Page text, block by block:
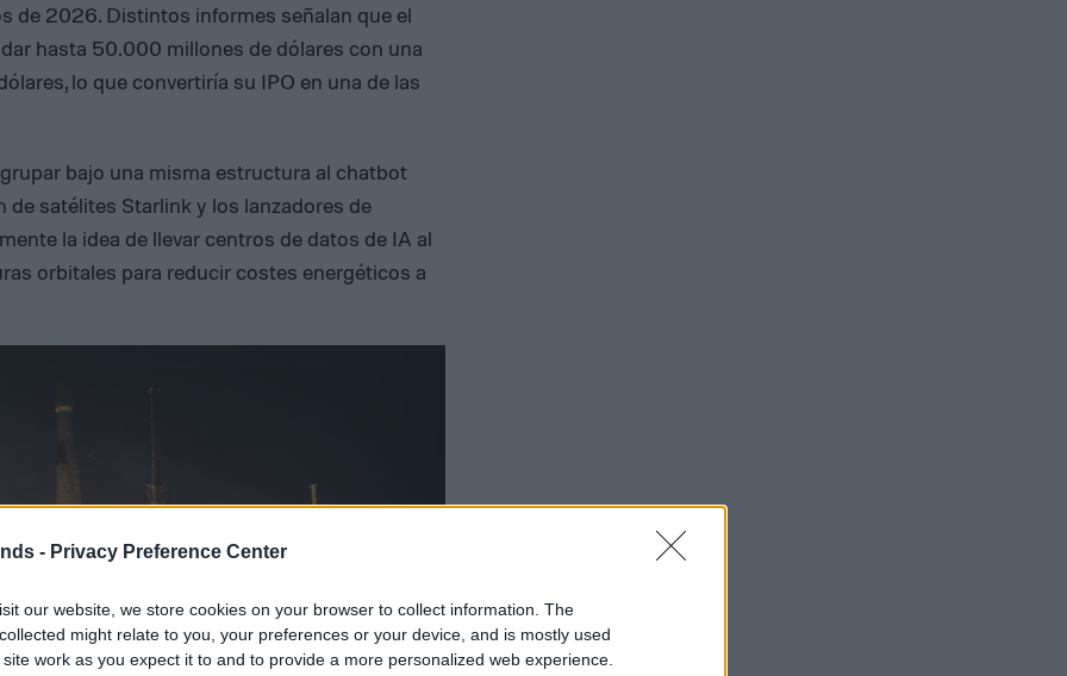
- Privacy Preference Center
our website, we store cookies on your browser to collect information. The
might relate to you, your preferences or your device, and is mostly used
work as you expect it to and to provide a more personalized web experience.
de 2026. Distintos informes señalan que el
hasta 50.000 millones de dólares con una
lo que convertiría su IPO en una de las
bajo una misma estructura al chatbot
de satélites Starlink y los lanzadores de
la idea de llevar centros de datos de IA al
orbitales para reducir costes energéticos a